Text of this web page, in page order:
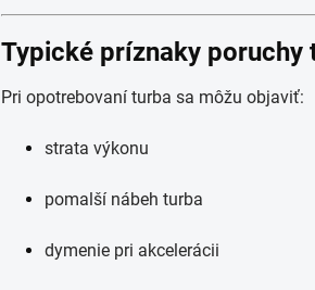
Typické príznaky poruchy
Pri opotrebovaní turba sa môžu objaviť:
strata výkonu
pomalší nábeh turba
dymenie pri akcelerácii